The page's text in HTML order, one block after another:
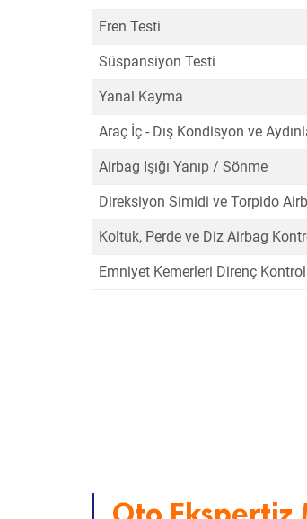
Fren Testi
Süspansiyon Testi
Yanal Kayma
Araç İç - Dış Kondisyon ve
Airbag Işığı Yanıp / Sönme
Direksiyon Simidi ve Torpido
Koltuk, Perde ve Diz Airbag
Emniyet Kemerleri Direnç